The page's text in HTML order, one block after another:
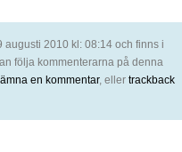
augusti 2010 kl: 08:14 och finns i
följa kommenterarna på denna
en kommentar, eller trackback